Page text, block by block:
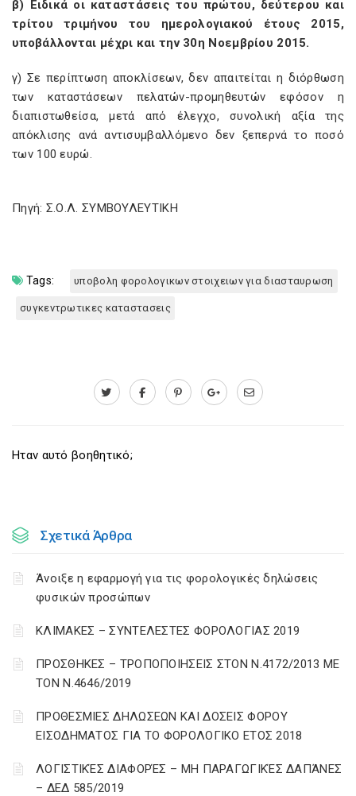
β) Ειδικά οι καταστάσεις του πρώτου, δεύτερου και
τρίτου τριμήνου του ημερολογιακού έτους 2015,
υποβάλλονται μέχρι και την 30η Νοεμβρίου 2015.
γ) Σε περίπτωση αποκλίσεων, δεν απαιτείται η διόρθωση
των καταστάσεων πελατών-προμηθευτών εφόσον η
διαπιστωθείσα, μετά από έλεγχο, συνολική αξία της
απόκλισης ανά αντισυμβαλλόμενο δεν ξεπερνά το ποσό
των 100 ευρώ.
Πηγή: Σ.Ο.Λ. ΣΥΜΒΟΥΛΕΥΤΙΚΗ
Tags: υποβολη φορολογικων στοιχειων για διασταυρωση
συγκεντρωτικες καταστασεις
Ηταν αυτό βοηθητικό;
Σχετικά Άρθρα
Άνοιξε η εφαρμογή για τις φορολογικές δηλώσεις
φυσικών προσώπων
ΚΛΙΜΑΚΕΣ – ΣΥΝΤΕΛΕΣΤΕΣ ΦΟΡΟΛΟΓΙΑΣ 2019
ΠΡΟΣΘΗΚΕΣ – ΤΡΟΠΟΠΟΙΗΣΕΙΣ ΣΤΟΝ Ν.4172/2013 ΜΕ
ΤΟΝ Ν.4646/2019
ΠΡΟΘΕΣΜΙΕΣ ΔΗΛΩΣΕΩΝ ΚΑΙ ΔΟΣΕΙΣ ΦΟΡΟΥ
ΕΙΣΟΔΗΜΑΤΟΣ ΓΙΑ ΤΟ ΦΟΡΟΛΟΓΙΚΟ ΕΤΟΣ 2018
ΛΟΓΙΣΤΙΚΈΣ ΔΙΑΦΟΡΈΣ – ΜΗ ΠΑΡΑΓΩΓΙΚΈΣ ΔΑΠΆΝΕΣ
– ΔΕΔ 585/2019